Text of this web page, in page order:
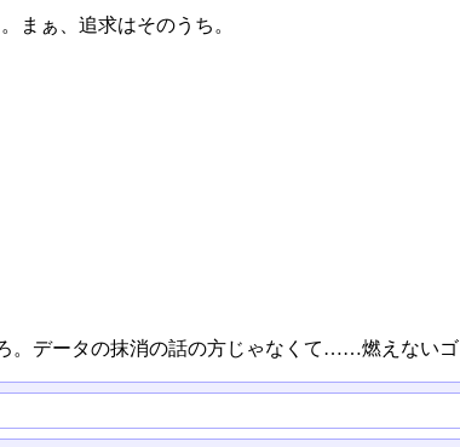
まぁ、追求はそのうち。
。データの抹消の話の方じゃなくて……燃えないゴ